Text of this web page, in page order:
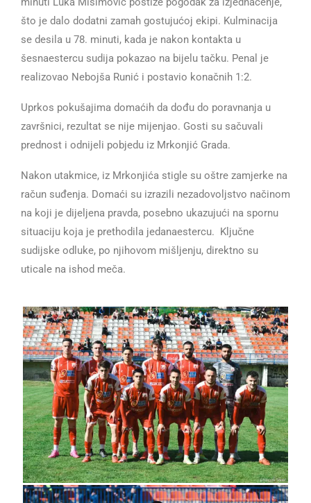
što je dalo dodatni zamah gostujućoj ekipi. Kulminacija
se desila u 78. minuti, kada je nakon kontakta u
šesnaestercu sudija pokazao na bijelu tačku. Penal je
realizovao Nebojša Runić i postavio konačnih 1:2.
Uprkos pokušajima domaćih da dođu do poravnanja u
završnici, rezultat se nije mijenjao. Gosti su sačuvali
prednost i odnijeli pobjedu iz Mrkonjić Grada.
Nakon utakmice, iz Mrkonjića stigle su oštre zamjerke na
račun suđenja. Domaći su izrazili nezadovoljstvo načinom
na koji je dijeljena pravda, posebno ukazujući na spornu
situaciju koja je prethodila jedanaestercu. Ključne
sudijske odluke, po njihovom mišljenju, direktno su
uticale na ishod meča.